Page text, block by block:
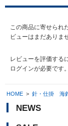
この商品に寄せられ
ビューはまだありま
レビューを評価する
ログインが必要です。
HOME > 針・仕掛 海
NEWS